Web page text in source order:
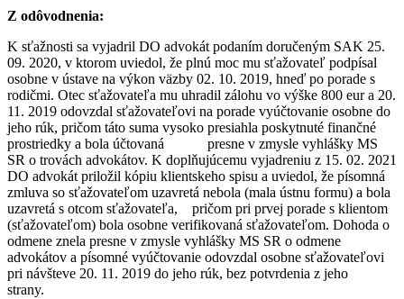
Z odôvodnenia:
K sťažnosti sa vyjadril DO advokát podaním doručeným SAK 25.
09. 2020, v ktorom uviedol, že plnú moc mu sťažovateľ podpísal
osobne v ústave na výkon väzby 02. 10. 2019, hneď po porade s
rodičmi. Otec sťažovateľa mu uhradil zálohu vo výške 800 eur a 20.
11. 2019 odovzdal sťažovateľovi na porade vyúčtovanie osobne do
jeho rúk, pričom táto suma vysoko presiahla poskytnuté finančné
prostriedky a bola účtovaná presne v zmysle vyhlášky MS
SR o trovách advokátov. K doplňujúcemu vyjadreniu z 15. 02. 2021
DO advokát priložil kópiu klientskeho spisu a uviedol, že písomná
zmluva so sťažovateľom uzavretá nebola (mala ústnu formu) a bola
uzavretá s otcom sťažovateľa, pričom pri prvej porade s klientom
(sťažovateľom) bola osobne verifikovaná sťažovateľom. Dohoda o
odmene znela presne v zmysle vyhlášky MS SR o odmene
advokátov a písomné vyúčtovanie odovzdal osobne sťažovateľovi
pri návšteve 20. 11. 2019 do jeho rúk, bez potvrdenia z jeho
strany.